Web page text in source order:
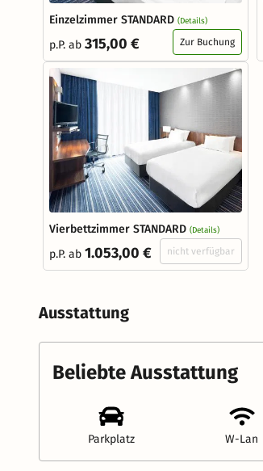
Einzelzimmer STANDARD (Details)
p.P. ab 315,00 € Zur Buchung
Vierbettzimmer STANDARD (Details)
p.P. ab 1.053,00 € nicht verfügbar
Ausstattung
Beliebte Ausstattung
Parkplatz W-Lan